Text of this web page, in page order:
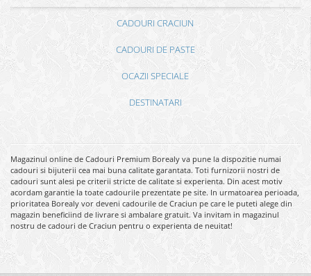
CADOURI CRACIUN
CADOURI DE PASTE
OCAZII SPECIALE
DESTINATARI
Magazinul online de Cadouri Premium Borealy va pune la dispozitie numai
cadouri si bijuterii cea mai buna calitate garantata. Toti furnizorii nostri de
cadouri sunt alesi pe criterii stricte de calitate si experienta. Din acest motiv
acordam garantie la toate cadourile prezentate pe site. In urmatoarea perioada,
prioritatea Borealy vor deveni cadourile de Craciun pe care le puteti alege din
magazin beneficiind de livrare si ambalare gratuit. Va invitam in magazinul
nostru de cadouri de Craciun pentru o experienta de neuitat!